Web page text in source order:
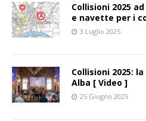
Collisioni 2025
e navette per i
3 Luglio 2025
Collisioni 2025:
Alba [ Video ]
25 Giugno 2025